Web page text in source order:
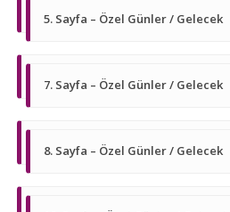
5. Sayfa – Özel Günler / Gelecek
7. Sayfa – Özel Günler / Gelecek
8. Sayfa – Özel Günler / Gelecek